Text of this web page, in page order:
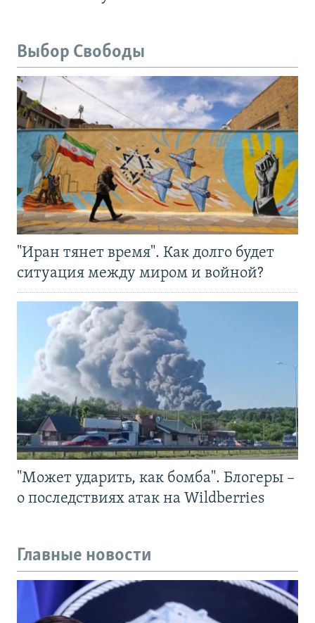
Выбор Свободы
"Иран тянет время". Как долго будет
ситуация между миром и войной?
"Может ударить, как бомба". Блогеры –
о последствиях атак на Wildberries
Главные новости